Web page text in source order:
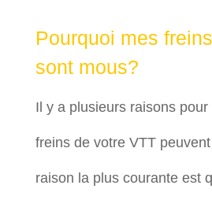
Pourquoi mes
sont mous?
Il y a plusieurs raisons
freins de votre VTT
raison la plus courante est